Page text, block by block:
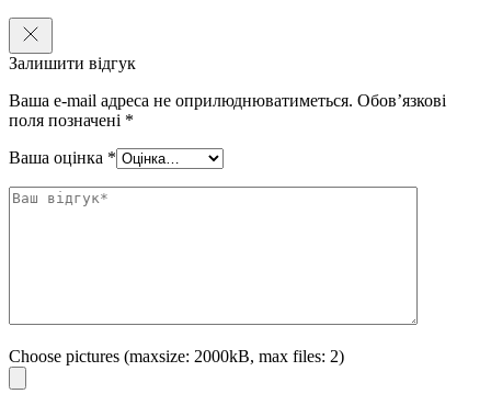
Залишити відгук
Ваша e-mail адреса не оприлюднюватиметься. Обов’язкові
поля позначені *
Ваша оцінка *
Choose pictures (maxsize: 2000kB, max files: 2)